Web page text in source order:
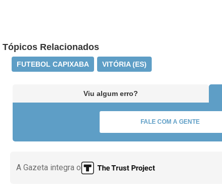
Tópicos Relacionados
FUTEBOL CAPIXABA VITÓRIA (ES)
Viu algum erro?
FALE COM A GENTE
A Gazeta integra o